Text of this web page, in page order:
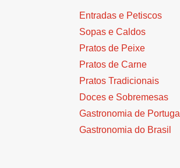
Entradas e Petiscos
Sopas e Caldos
Pratos de Peixe
Pratos de Carne
Pratos Tradicionais
Doces e Sobremesas
Gastronomia de Portugal
Gastronomia do Brasil